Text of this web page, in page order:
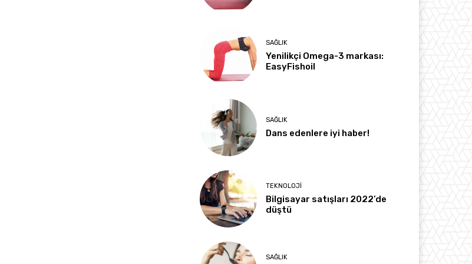
SAĞLIK
Yenilikçi Omega-3 markası:
EasyFishoil
SAĞLIK
Dans edenlere iyi haber!
TEKNOLOJI
Bilgisayar satışları 2022’de
düştü
SAĞLIK